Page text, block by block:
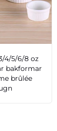
4/5/6/8 oz
bakformar
brûlée